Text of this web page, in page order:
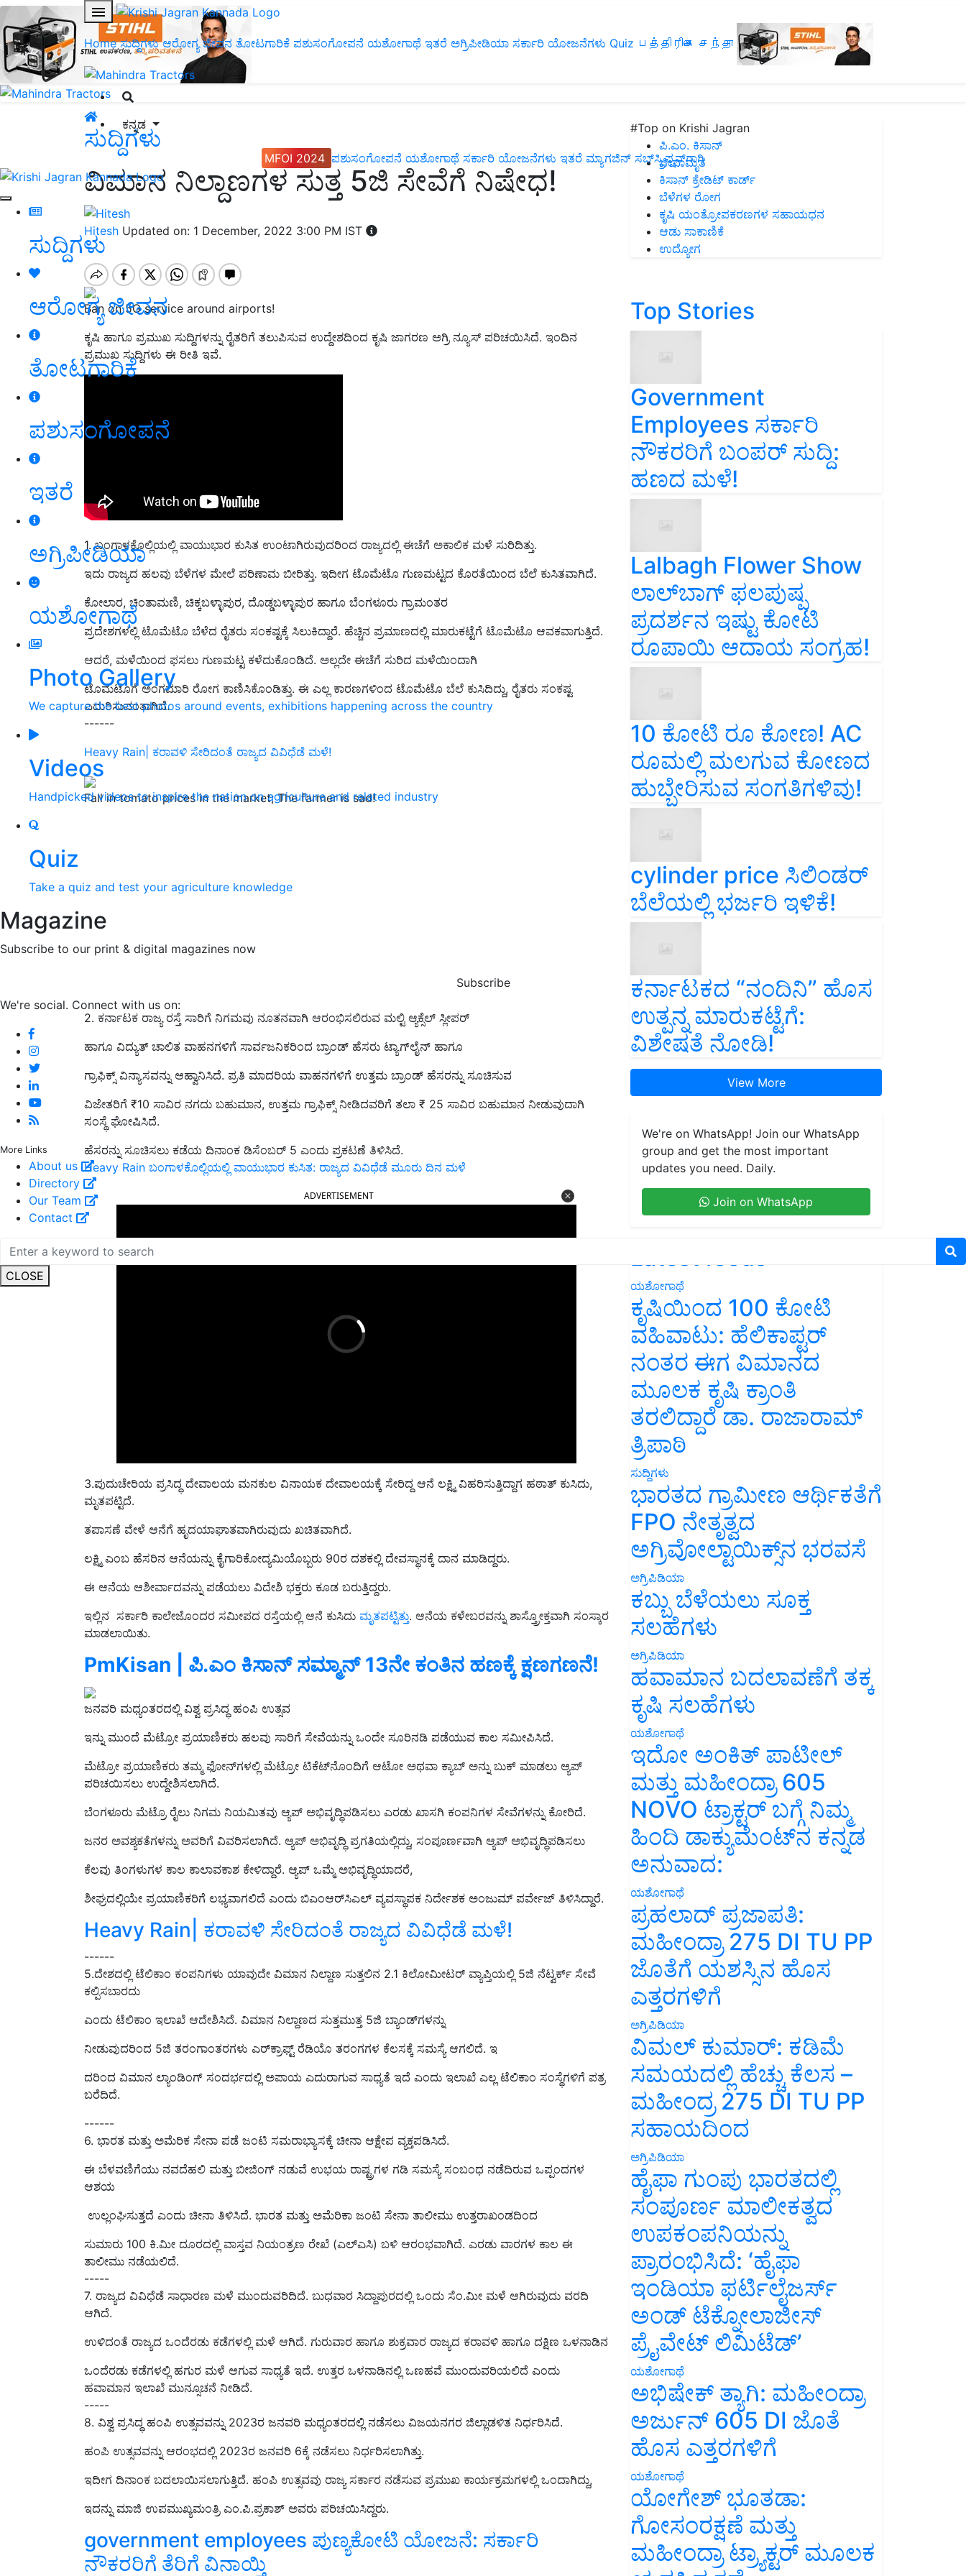
Home ಸುದ್ದಿಗಳು ಆರೋಗ್ಯ ಜೀವನ ತೋಟಗಾರಿಕೆ ಪಶುಸಂಗೋಪನೆ ಯಶೋಗಾಥೆ ಇತರೆ ಅಗ್ರಿಪೀಡಿಯಾ ಸರ್ಕಾರಿ ಯೋಜನೆಗಳು Quiz பத்திரிகை சந்தா
ಕನ್ನಡ
MFOI 2024 ಪಶುಸಂಗೋಪನೆ ಯಶೋಗಾಥೆ ಸರ್ಕಾರಿ ಯೋಜನೆಗಳು ಇತರೆ ಮ್ಯಾಗಜಿನ್‌ ಸಬ್‌ಸ್ಕ್ರಿಪ್ಷನ್‌ಗಾಗಿ
ಸುದ್ದಿಗಳು
ಆರೋಗ್ಯ ಜೀವನ
ತೋಟಗಾರಿಕೆ
ಪಶುಸಂಗೋಪನೆ
ಇತರೆ
ಅಗ್ರಿಪೀಡಿಯಾ
ಯಶೋಗಾಥೆ
Photo Gallery
We capture the best photos around events, exhibitions happening across the country
Videos
Handpicked videos to inspire the nation on agriculture and related industry
Quiz
Take a quiz and test your agriculture knowledge
Magazine
Subscribe to our print & digital magazines now
Subscribe
We're social. Connect with us on:
More Links
About us
Directory
Our Team
Contact
CLOSE
ಸುದ್ದಿಗಳು
ವಿಮಾನ ನಿಲ್ದಾಣಗಳ ಸುತ್ತ 5ಜಿ ಸೇವೆಗೆ ನಿಷೇಧ!
Hitesh Updated on: 1 December, 2022 3:00 PM IST
Ban on 5G service around airports!
ಕೃಷಿ ಹಾಗೂ ಪ್ರಮುಖ ಸುದ್ದಿಗಳನ್ನು ರೈತರಿಗೆ ತಲುಪಿಸುವ ಉದ್ದೇಶದಿಂದ ಕೃಷಿ ಜಾಗರಣ ಅಗ್ರಿ ನ್ಯೂಸ್‌ ಪರಿಚಯಿಸಿದೆ. ಇಂದಿನ
ಪ್ರಮುಖ ಸುದ್ದಿಗಳು ಈ ರೀತಿ ಇವೆ.
1. ಬಂಗಾಳಕೊಲ್ಲಿಯಲ್ಲಿ ವಾಯುಭಾರ ಕುಸಿತ ಉಂಟಾಗಿರುವುದರಿಂದ ರಾಜ್ಯದಲ್ಲಿ ಈಚೆಗೆ ಅಕಾಲಿಕ ಮಳೆ ಸುರಿದಿತ್ತು.
ಇದು ರಾಜ್ಯದ ಹಲವು ಬೆಳೆಗಳ ಮೇಲೆ ಪರಿಣಾಮ ಬೀರಿತ್ತು. ಇದೀಗ ಟೊಮೆಟೊ ಗುಣಮಟ್ಟದ ಕೊರತೆಯಿಂದ ಬೆಲೆ ಕುಸಿತವಾಗಿದೆ.
ಕೋಲಾರ, ಚಿಂತಾಮಣಿ, ಚಿಕ್ಕಬಳ್ಳಾಪುರ, ದೊಡ್ಡಬಳ್ಳಾಪುರ ಹಾಗೂ ಬೆಂಗಳೂರು ಗ್ರಾಮಂತರ
ಪ್ರದೇಶಗಳಲ್ಲಿ ಟೊಮೆಟೊ ಬೆಳೆದ ರೈತರು ಸಂಕಷ್ಟಕ್ಕೆ ಸಿಲುಕಿದ್ದಾರೆ. ಹೆಚ್ಚಿನ ಪ್ರಮಾಣದಲ್ಲಿ ಮಾರುಕಟ್ಟೆಗೆ ಟೊಮೆಟೊ ಆವಕವಾಗುತ್ತಿದೆ.
ಆದರೆ, ಮಳೆಯಿಂದ ಫಸಲು ಗುಣಮಟ್ಟ ಕಳೆದುಕೊಂಡಿದೆ. ಅಲ್ಲದೇ ಈಚೆಗೆ ಸುರಿದ ಮಳೆಯಿಂದಾಗಿ
ಟೊಮೆಟೊಗೆ ಅಂಗಮಾರಿ ರೋಗ ಕಾಣಿಸಿಕೊಂಡಿತ್ತು. ಈ ಎಲ್ಲ ಕಾರಣಗಳಿಂದ ಟೊಮೆಟೊ ಬೆಲೆ ಕುಸಿದಿದ್ದು, ರೈತರು ಸಂಕಷ್ಟ
ಎದುರಿಸುವಂತಾಗಿದೆ.
------
Heavy Rain| ಕರಾವಳಿ ಸೇರಿದಂತೆ ರಾಜ್ಯದ ವಿವಿಧೆಡೆ ಮಳೆ!
Fall in tomato prices in the market; The farmer is sad!
2. ಕರ್ನಾಟಕ ರಾಜ್ಯ ರಸ್ತೆ ಸಾರಿಗೆ ನಿಗಮವು ನೂತನವಾಗಿ ಆರಂಭಿಸಲಿರುವ ಮಲ್ಟಿ ಆ್ಯಕ್ಸೆಲ್ ಸ್ಲೀಪರ್
ಹಾಗೂ ವಿದ್ಯುತ್ ಚಾಲಿತ ವಾಹನಗಳಿಗೆ ಸಾರ್ವಜನಿಕರಿಂದ ಬ್ರಾಂಡ್ ಹೆಸರು ಟ್ಯಾಗ್‌ಲೈನ್ ಹಾಗೂ
ಗ್ರಾಫಿಕ್ಸ್‌ ವಿನ್ಯಾಸವನ್ನು ಆಹ್ವಾನಿಸಿದೆ. ಪ್ರತಿ ಮಾದರಿಯ ವಾಹನಗಳಿಗೆ ಉತ್ತಮ ಬ್ರಾಂಡ್ ಹೆಸರನ್ನು ಸೂಚಿಸುವ
ವಿಜೇತರಿಗೆ ₹10 ಸಾವಿರ ನಗದು ಬಹುಮಾನ, ಉತ್ತಮ ಗ್ರಾಫಿಕ್ಸ್ ನೀಡಿದವರಿಗೆ ತಲಾ ₹ 25 ಸಾವಿರ ಬಹುಮಾನ ನೀಡುವುದಾಗಿ
ಸಂಸ್ಥೆ ಘೋಷಿಸಿದೆ.
ಹೆಸರನ್ನು ಸೂಚಿಸಲು ಕಡೆಯ ದಿನಾಂಕ ಡಿಸೆಂಬರ್ 5 ಎಂದು ಪ್ರಕಟಣೆ ತಿಳಿಸಿದೆ.
Heavy Rain ಬಂಗಾಳಕೊಲ್ಲಿಯಲ್ಲಿ ವಾಯುಭಾರ ಕುಸಿತ: ರಾಜ್ಯದ ವಿವಿಧೆಡೆ ಮೂರು ದಿನ ಮಳೆ
ADVERTISEMENT
3.ಪುದುಚೇರಿಯ ಪ್ರಸಿದ್ಧ ದೇವಾಲಯ ಮನಕುಲ ವಿನಾಯಕ ದೇವಾಲಯಕ್ಕೆ ಸೇರಿದ್ದ ಆನೆ ಲಕ್ಷ್ಮಿ ವಿಹರಿಸುತ್ತಿದ್ದಾಗ ಹಠಾತ್ ಕುಸಿದು,
ಮೃತಪಟ್ಟಿದೆ.
ತಪಾಸಣೆ ವೇಳೆ ಆನೆಗೆ ಹೃದಯಾಘಾತವಾಗಿರುವುದು ಖಚಿತವಾಗಿದೆ.
ಲಕ್ಷ್ಮಿ ಎಂಬ ಹೆಸರಿನ ಆನೆಯನ್ನು ಕೈಗಾರಿಕೋದ್ಯಮಿಯೊಬ್ಬರು 90ರ ದಶಕಲ್ಲಿ ದೇವಸ್ಥಾನಕ್ಕೆ ದಾನ ಮಾಡಿದ್ದರು.
ಈ ಆನೆಯ ಆಶೀರ್ವಾದವನ್ನು ಪಡೆಯಲು ವಿದೇಶಿ ಭಕ್ತರು ಕೂಡ ಬರುತ್ತಿದ್ದರು.
ಇಲ್ಲಿನ ಸರ್ಕಾರಿ ಕಾಲೇಜೊಂದರ ಸಮೀಪದ ರಸ್ತೆಯಲ್ಲಿ ಆನೆ ಕುಸಿದು ಮೃತಪಟ್ಟಿತ್ತು. ಆನೆಯ ಕಳೇಬರವನ್ನು ಶಾಸ್ತ್ರೋಕ್ತವಾಗಿ ಸಂಸ್ಕಾರ
ಮಾಡಲಾಯಿತು.
PmKisan | ಪಿ.ಎಂ ಕಿಸಾನ್‌ ಸಮ್ಮಾನ್‌ 13ನೇ ಕಂತಿನ ಹಣಕ್ಕೆ ಕ್ಷಣಗಣನೆ!
ಜನವರಿ ಮಧ್ಯಂತರದಲ್ಲಿ ವಿಶ್ವ ಪ್ರಸಿದ್ಧ ಹಂಪಿ ಉತ್ಸವ
ಇನ್ನು ಮುಂದೆ ಮೆಟ್ರೋ ಪ್ರಯಾಣಿಕರು ಹಲವು ಸಾರಿಗೆ ಸೇವೆಯನ್ನು ಒಂದೇ ಸೂರಿನಡಿ ಪಡೆಯುವ ಕಾಲ ಸಮೀಪಿಸಿದೆ.
ಮೆಟ್ರೋ ಪ್ರಯಾಣಿಕರು ತಮ್ಮ ಫೋನ್‌ಗಳಲ್ಲಿ ಮೆಟ್ರೋ ಟಿಕೆಟ್‌ನೊಂದಿಗೆ ಆಟೋ ಅಥವಾ ಕ್ಯಾಬ್ ಅನ್ನು ಬುಕ್ ಮಾಡಲು ಆ್ಯಪ್‌
ಪರಿಚಯಿಸಲು ಉದ್ದೇಶಿಸಲಾಗಿದೆ.
ಬೆಂಗಳೂರು ಮೆಟ್ರೊ ರೈಲು ನಿಗಮ ನಿಯಮಿತವು ಆ್ಯಪ್ ಅಭಿವೃದ್ಧಿಪಡಿಸಲು ಎರಡು ಖಾಸಗಿ ಕಂಪನಿಗಳ ಸೇವೆಗಳನ್ನು ಕೋರಿದೆ.
ಜನರ ಅವಶ್ಯಕತೆಗಳನ್ನು ಅವರಿಗೆ ವಿವರಿಸಲಾಗಿದೆ. ಆ್ಯಪ್ ಅಭಿವೃದ್ಧಿ ಪ್ರಗತಿಯಲ್ಲಿದ್ದು, ಸಂಪೂರ್ಣವಾಗಿ ಆ್ಯಪ್ ಅಭಿವೃದ್ಧಿಪಡಿಸಲು
ಕೆಲವು ತಿಂಗಳುಗಳ ಕಾಲ ಕಾಲಾವಕಾಶ ಕೇಳಿದ್ದಾರೆ. ಆ್ಯಪ್ ಒಮ್ಮೆ ಅಭಿವೃದ್ಧಿಯಾದರೆ,
ಶೀಘ್ರದಲ್ಲಿಯೇ ಪ್ರಯಾಣಿಕರಿಗೆ ಲಭ್ಯವಾಗಲಿದೆ ಎಂದು ಬಿಎಂಆರ್‌ಸಿಎಲ್‌ ವ್ಯವಸ್ಥಾಪಕ ನಿರ್ದೇಶಕ ಅಂಜುಮ್ ಪರ್ವೇಜ್ ತಿಳಿಸಿದ್ದಾರೆ.
Heavy Rain| ಕರಾವಳಿ ಸೇರಿದಂತೆ ರಾಜ್ಯದ ವಿವಿಧೆಡೆ ಮಳೆ!
------
5.ದೇಶದಲ್ಲಿ ಟೆಲಿಕಾಂ ಕಂಪನಿಗಳು ಯಾವುದೇ ವಿಮಾನ ನಿಲ್ದಾಣ ಸುತ್ತಲಿನ 2.1 ಕಿಲೋಮೀಟರ್ ವ್ಯಾಪ್ತಿಯಲ್ಲಿ 5ಜಿ ನೆಟ್ವರ್ಕ್ ಸೇವೆ
ಕಲ್ಪಿಸಬಾರದು
ಎಂದು ಟೆಲಿಕಾಂ ಇಲಾಖೆ ಆದೇಶಿಸಿದೆ. ವಿಮಾನ ನಿಲ್ದಾಣದ ಸುತ್ತಮುತ್ತ 5ಜಿ ಬ್ಯಾಂಡ್‌ಗಳನ್ನು
ನೀಡುವುದರಿಂದ 5ಜಿ ತರಂಗಾಂತರಗಳು ಎರ್‌ಕ್ರಾಫ್ಟ್‌ ರೆಡಿಯೊ ತರಂಗಗಳ ಕೆಲಸಕ್ಕೆ ಸಮಸ್ಯೆ ಆಗಲಿದೆ. ಇ
ದರಿಂದ ವಿಮಾನ ಲ್ಯಾಂಡಿಂಗ್ ಸಂದರ್ಭದಲ್ಲಿ ಅಪಾಯ ಎದುರಾಗುವ ಸಾಧ್ಯತೆ ಇದೆ ಎಂದು ಇಲಾಖೆ ಎಲ್ಲ ಟೆಲಿಕಾಂ ಸಂಸ್ಥೆಗಳಿಗೆ ಪತ್ರ
ಬರೆದಿದೆ.
------
6. ಭಾರತ ಮತ್ತು ಅಮೆರಿಕ ಸೇನಾ ಪಡೆ ಜಂಟಿ ಸಮರಾಭ್ಯಾಸಕ್ಕೆ ಚೀನಾ ಆಕ್ಷೇಪ ವ್ಯಕ್ತಪಡಿಸಿದೆ.
ಈ ಬೆಳವಣಿಗೆಯು ನವದೆಹಲಿ ಮತ್ತು ಬೀಜಿಂಗ್ ನಡುವೆ ಉಭಯ ರಾಷ್ಟ್ರಗಳ ಗಡಿ ಸಮಸ್ಯೆ ಸಂಬಂಧ ನಡೆದಿರುವ ಒಪ್ಪಂದಗಳ
ಆಶಯ
ಉಲ್ಲಂಘಿಸುತ್ತದೆ ಎಂದು ಚೀನಾ ತಿಳಿಸಿದೆ. ಭಾರತ ಮತ್ತು ಅಮೆರಿಕಾ ಜಂಟಿ ಸೇನಾ ತಾಲೀಮು ಉತ್ತರಾಖಂಡದಿಂದ
ಸುಮಾರು 100 ಕಿ.ಮೀ ದೂರದಲ್ಲಿ ವಾಸ್ತವ ನಿಯಂತ್ರಣ ರೇಖೆ (ಎಲ್‌ಎಸಿ) ಬಳಿ ಆರಂಭವಾಗಿದೆ. ಎರಡು ವಾರಗಳ ಕಾಲ ಈ
ತಾಲೀಮು ನಡೆಯಲಿದೆ.
-----
7. ರಾಜ್ಯದ ವಿವಿಧೆಡೆ ಸಾಧಾರಣ ಮಳೆ ಮುಂದುವರಿದಿದೆ. ಬುಧವಾರ ಸಿದ್ದಾಪುರದಲ್ಲಿ ಒಂದು ಸೆಂ.ಮೀ ಮಳೆ ಆಗಿರುವುದು ವರದಿ
ಆಗಿದೆ.
ಉಳಿದಂತೆ ರಾಜ್ಯದ ಒಂದೆರಡು ಕಡೆಗಳಲ್ಲಿ ಮಳೆ ಆಗಿದೆ. ಗುರುವಾರ ಹಾಗೂ ಶುಕ್ರವಾರ ರಾಜ್ಯದ ಕರಾವಳಿ ಹಾಗೂ ದಕ್ಷಿಣ ಒಳನಾಡಿನ
ಒಂದೆರಡು ಕಡೆಗಳಲ್ಲಿ ಹಗುರ ಮಳೆ ಆಗುವ ಸಾಧ್ಯತೆ ಇದೆ. ಉತ್ತರ ಒಳನಾಡಿನಲ್ಲಿ ಒಣಹವೆ ಮುಂದುವರಿಯಲಿದೆ ಎಂದು
ಹವಾಮಾನ ಇಲಾಖೆ ಮುನ್ಸೂಚನೆ ನೀಡಿದೆ.
-----
8. ವಿಶ್ವ ಪ್ರಸಿದ್ಧ ಹಂಪಿ ಉತ್ಸವವನ್ನು 2023ರ ಜನವರಿ ಮಧ್ಯಂತರದಲ್ಲಿ ನಡೆಸಲು ವಿಜಯನಗರ ಜಿಲ್ಲಾಡಳಿತ ನಿರ್ಧರಿಸಿದೆ.
ಹಂಪಿ ಉತ್ಸವವನ್ನು ಆರಂಭದಲ್ಲಿ 2023ರ ಜನವರಿ 6ಕ್ಕೆ ನಡೆಸಲು ನಿರ್ಧರಿಸಲಾಗಿತ್ತು.
ಇದೀಗ ದಿನಾಂಕ ಬದಲಾಯಿಸಲಾಗುತ್ತಿದೆ. ಹಂಪಿ ಉತ್ಸವವು ರಾಜ್ಯ ಸರ್ಕಾರ ನಡೆಸುವ ಪ್ರಮುಖ ಕಾರ್ಯಕ್ರಮಗಳಲ್ಲಿ ಒಂದಾಗಿದ್ದು,
ಇದನ್ನು ಮಾಜಿ ಉಪಮುಖ್ಯಮಂತ್ರಿ ಎಂ.ಪಿ.ಪ್ರಕಾಶ್ ಅವರು ಪರಿಚಯಿಸಿದ್ದರು.
government employees ಪುಣ್ಯಕೋಟಿ ಯೋಜನೆ: ಸರ್ಕಾರಿ
ನೌಕರರಿಗೆ ತೆರಿಗೆ ವಿನಾಯ್ತಿ
#Top on Krishi Jagran
ಪಿ.ಎಂ. ಕಿಸಾನ್
ಜೀವಾಮೃತ
ಕಿಸಾನ್ ಕ್ರೇಡಿಟ್ ಕಾರ್ಡ್
ಬೆಳೆಗಳ ರೋಗ
ಕೃಷಿ ಯಂತ್ರೋಪಕರಣಗಳ ಸಹಾಯಧನ
ಆಡು ಸಾಕಾಣಿಕೆ
ಉದ್ಯೋಗ
Top Stories
Government
Employees ಸರ್ಕಾರಿ
ನೌಕರರಿಗೆ ಬಂಪರ್‌ ಸುದ್ದಿ:
ಹಣದ ಮಳೆ!
Lalbagh Flower Show
ಲಾಲ್‌ಬಾಗ್ ಫಲಪುಷ್ಪ
ಪ್ರದರ್ಶನ ಇಷ್ಟು ಕೋಟಿ
ರೂಪಾಯಿ ಆದಾಯ ಸಂಗ್ರಹ!
10 ಕೋಟಿ ರೂ ಕೋಣ! AC
ರೂಮಲ್ಲಿ ಮಲಗುವ ಕೋಣದ
ಹುಬ್ಬೇರಿಸುವ ಸಂಗತಿಗಳಿವು!
cylinder price ಸಿಲಿಂಡರ್‌
ಬೆಲೆಯಲ್ಲಿ ಭರ್ಜರಿ ಇಳಿಕೆ!
ಕರ್ನಾಟಕದ “ನಂದಿನಿ” ಹೊಸ
ಉತ್ಪನ್ನ ಮಾರುಕಟ್ಟೆಗೆ:
ವಿಶೇಷತೆ ನೋಡಿ!
View More
We're on WhatsApp! Join our WhatsApp
group and get the most important
updates you need. Daily.
Join on WhatsApp
Latest feeds
ಯಶೋಗಾಥೆ
ಕೃಷಿಯಿಂದ 100 ಕೋಟಿ
ವಹಿವಾಟು: ಹೆಲಿಕಾಪ್ಟರ್
ನಂತರ ಈಗ ವಿಮಾನದ
ಮೂಲಕ ಕೃಷಿ ಕ್ರಾಂತಿ
ತರಲಿದ್ದಾರೆ ಡಾ. ರಾಜಾರಾಮ್
ತ್ರಿಪಾಠಿ
ಸುದ್ದಿಗಳು
ಭಾರತದ ಗ್ರಾಮೀಣ ಆರ್ಥಿಕತೆಗೆ
FPO ನೇತೃತ್ವದ
ಅಗ್ರಿವೋಲ್ಟಾಯಿಕ್ಸ್‌ನ ಭರವಸೆ
ಅಗ್ರಿಪಿಡಿಯಾ
ಕಬ್ಬು ಬೆಳೆಯಲು ಸೂಕ್ತ
ಸಲಹೆಗಳು
ಅಗ್ರಿಪಿಡಿಯಾ
ಹವಾಮಾನ ಬದಲಾವಣೆಗೆ ತಕ್ಕ
ಕೃಷಿ ಸಲಹೆಗಳು
ಯಶೋಗಾಥೆ
ಇದೋ ಅಂಕಿತ್ ಪಾಟೀಲ್
ಮತ್ತು ಮಹೀಂದ್ರಾ 605
NOVO ಟ್ರಾಕ್ಟರ್ ಬಗ್ಗೆ ನಿಮ್ಮ
ಹಿಂದಿ ಡಾಕ್ಯುಮೆಂಟ್‌ನ ಕನ್ನಡ
ಅನುವಾದ:
ಯಶೋಗಾಥೆ
ಪ್ರಹಲಾದ್ ಪ್ರಜಾಪತಿ:
ಮಹೀಂದ್ರಾ 275 DI TU PP
ಜೊತೆಗೆ ಯಶಸ್ಸಿನ ಹೊಸ
ಎತ್ತರಗಳಿಗೆ
ಅಗ್ರಿಪಿಡಿಯಾ
ವಿಮಲ್ ಕುಮಾರ್: ಕಡಿಮೆ
ಸಮಯದಲ್ಲಿ ಹೆಚ್ಚು ಕೆಲಸ –
ಮಹೀಂದ್ರ 275 DI TU PP
ಸಹಾಯದಿಂದ
ಅಗ್ರಿಪಿಡಿಯಾ
ಹೈಫಾ ಗುಂಪು ಭಾರತದಲ್ಲಿ
ಸಂಪೂರ್ಣ ಮಾಲೀಕತ್ವದ
ಉಪಕಂಪನಿಯನ್ನು
ಪ್ರಾರಂಭಿಸಿದೆ: ‘ಹೈಫಾ
ಇಂಡಿಯಾ ಫರ್ಟಿಲೈಜರ್ಸ್
ಅಂಡ್ ಟೆಕ್ನೋಲಾಜೀಸ್
ಪ್ರೈವೇಟ್ ಲಿಮಿಟೆಡ್’
ಯಶೋಗಾಥೆ
ಅಭಿಷೇಕ್ ತ್ಯಾಗಿ: ಮಹೀಂದ್ರಾ
ಅರ್ಜುನ್ 605 DI ಜೊತೆ
ಹೊಸ ಎತ್ತರಗಳಿಗೆ
ಯಶೋಗಾಥೆ
ಯೋಗೇಶ್ ಭೂತಡಾ:
ಗೋಸಂರಕ್ಷಣೆ ಮತ್ತು
ಮಹೀಂದ್ರಾ ಟ್ರ್ಯಾಕ್ಟರ್ ಮೂಲಕ